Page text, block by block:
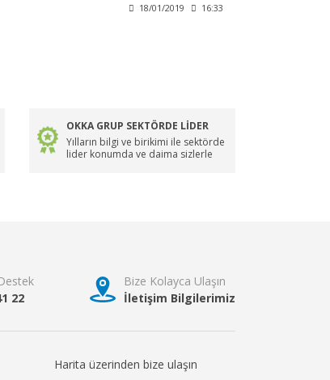
18/01/2019 16:33
OKKA GRUP SEKTÖRDE LİDER
Yılların bilgi ve birikimi ile sektörde
lider konumda ve daima sizlerle
22
Bize Kolayca Ulaşın
İletişim Bilgilerimiz
Harita üzerinden bize ulaşın